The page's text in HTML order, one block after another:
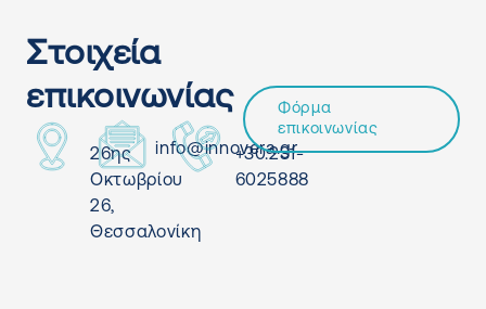
Στοιχεία
επικοινωνίας
26ης
Οκτωβρίου
26,
Θεσσαλονίκη
info@innovera.gr
+30.231-
6025888
Φόρμα
επικοινωνίας